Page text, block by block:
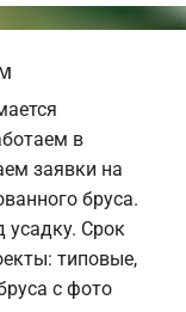
в
заявки на
бруса.
усадку. Срок
типовые,
с фото